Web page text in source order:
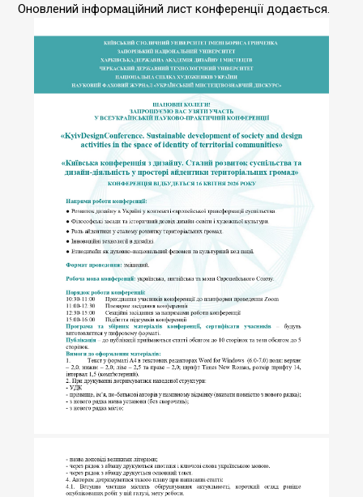
Оновлений інформаційний лист конференції додається.